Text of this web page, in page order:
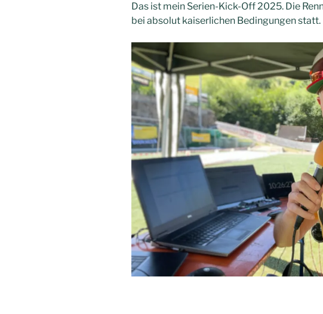
Das ist mein Serien-Kick-Off 2025. Die
bei absolut kaiserlichen Bedingungen statt.